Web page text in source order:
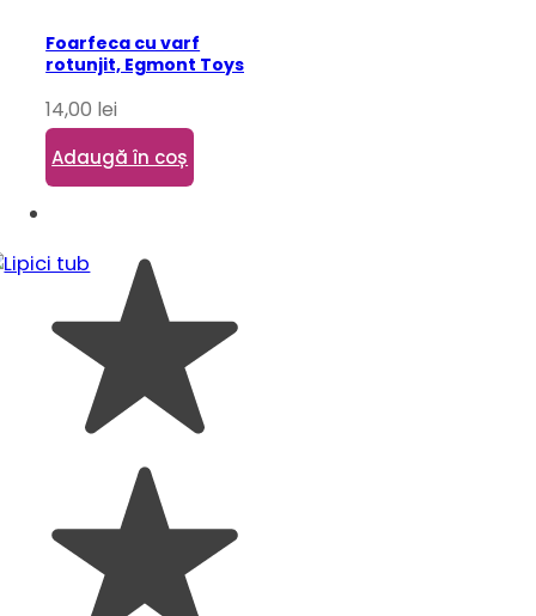
Foarfeca cu varf
rotunjit, Egmont Toys
14,00 lei
Adaugă în coș